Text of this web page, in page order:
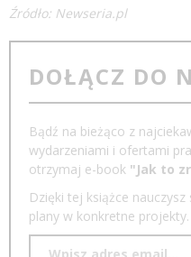
Źródło: Newseria.pl
DOŁĄCZ DO
Bądź na bieżąco z
wydarzeniami i ofertami
otrzymaj e-book "Jak to
Dzięki tej książce
plany w konkretne projekty.